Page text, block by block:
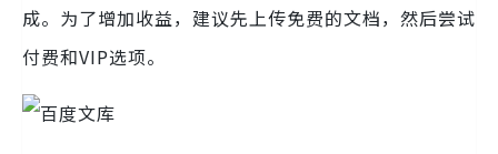
成。为了增加收益，建议先上传免费的文档，然后尝试
付费和VIP选项。